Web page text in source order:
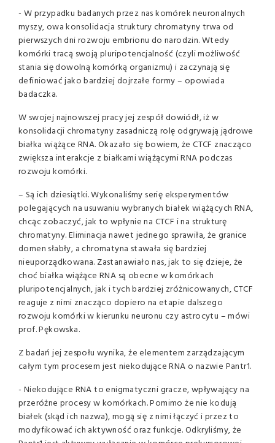
- W przypadku badanych przez nas komórek neuronalnych
myszy, owa konsolidacja struktury chromatyny trwa od
pierwszych dni rozwoju embrionu do narodzin. Wtedy
komórki tracą swoją pluripotencjalność (czyli możliwość
stania się dowolną komórką organizmu) i zaczynają się
definiować jako bardziej dojrzałe formy – opowiada
badaczka.
W swojej najnowszej pracy jej zespół dowiódł, iż w
konsolidacji chromatyny zasadniczą rolę odgrywają jądrowe
białka wiążące RNA. Okazało się bowiem, że CTCF znacząco
zwiększa interakcje z białkami wiążącymi RNA podczas
rozwoju komórki.
– Są ich dziesiątki. Wykonaliśmy serię eksperymentów
polegających na usuwaniu wybranych białek wiążących RNA,
chcąc zobaczyć, jak to wpłynie na CTCF i na strukturę
chromatyny. Eliminacja nawet jednego sprawiła, że granice
domen słabły, a chromatyna stawała się bardziej
nieuporządkowana. Zastanawiało nas, jak to się dzieje, że
choć białka wiążące RNA są obecne w komórkach
pluripotencjalnych, jak i tych bardziej zróżnicowanych, CTCF
reaguje z nimi znacząco dopiero na etapie dalszego
rozwoju komórki w kierunku neuronu czy astrocytu – mówi
prof. Pękowska.
Z badań jej zespołu wynika, że elementem zarządzającym
całym tym procesem jest niekodujące RNA o nazwie Pantr1.
- Niekodujące RNA to enigmatyczni gracze, wpływający na
przeróżne procesy w komórkach. Pomimo że nie kodują
białek (skąd ich nazwa), mogą się z nimi łączyć i przez to
modyfikować ich aktywność oraz funkcje. Odkryliśmy, że